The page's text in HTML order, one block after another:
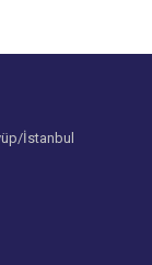
İstanbul